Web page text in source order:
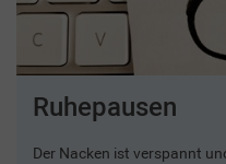
Ruhepausen
Der Nacken ist verspannt